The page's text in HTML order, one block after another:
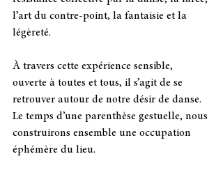
l’art du contre-point, la fan­tai­sie et la
légèreté.
À tra­vers cette expé­rience sen­sible,
ouverte à toutes et tous, il s’agit de se
retrou­ver autour de notre désir de danse.
Le temps d’une parenthèse gestuelle, nous
construi­rons ensemble une occu­pa­tion
éphé­mère du lieu.